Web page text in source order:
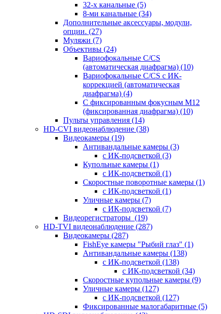
32-х канальные (5)
8-ми канальные (34)
Дополнительные аксессуары, модули,
опции. (27)
Муляжи (7)
Объективы (24)
Вариофокальные C/CS
(автоматическая диафрагма) (10)
Вариофокальные C/CS с ИК-
коррекцией (автоматическая
диафрагма) (4)
С фиксированным фокусным М12
(фиксированная диафрагма) (10)
Пульты управления (14)
HD-CVI видеонаблюдение (38)
Видеокамеры (19)
Антивандальные камеры (3)
с ИК-подсветкой (3)
Купольные камеры (1)
с ИК-подсветкой (1)
Скоростные поворотные камеры (1)
с ИК-подсветкой (1)
Уличные камеры (7)
с ИК-подсветкой (7)
Видеорегистраторы (19)
HD-TVI видеонаблюдение (287)
Видеокамеры (287)
FishEye камеры "Рыбий глаз" (1)
Антивандальные камеры (138)
с ИК-подсветкой (138)
с ИК-подсветкой (34)
Скоростные купольные камеры (9)
Уличные камеры (127)
с ИК-подсветкой (127)
Фиксированные малогабаритные (5)